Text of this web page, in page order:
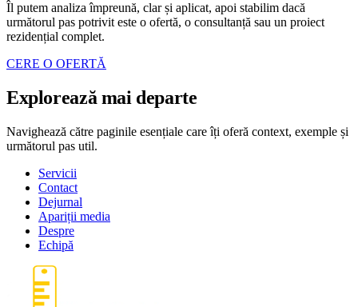
Îl putem analiza împreună, clar și aplicat, apoi stabilim dacă
următorul pas potrivit este o ofertă, o consultanță sau un proiect
rezidențial complet.
CERE O OFERTĂ
Explorează mai departe
Navighează către paginile esențiale care îți oferă context, exemple și
următorul pas util.
Servicii
Contact
Dejurnal
Apariții media
Despre
Echipă